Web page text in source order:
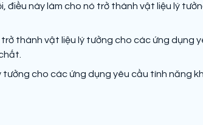
điều này làm cho nó trở thành vật liệu lý
thành vật liệu lý tưởng cho các ứng dụng
cho các ứng dụng yêu cầu tính năng